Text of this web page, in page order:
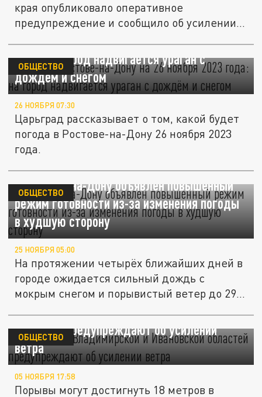
края опубликовало оперативное
предупреждение и сообщило об усилении...
Погода в Ростове-на-Дону на 26 ноября 2023
года: на город надвигается ураган с
дождём и снегом
ОБЩЕСТВО
26 НОЯБРЯ 07:30
Царьград рассказывает о том, какой будет
погода в Ростове-на-Дону 26 ноября 2023
года.
В Ростове-на-Дону объявлен повышенный
режим готовности из-за изменения погоды
в худшую сторону
ОБЩЕСТВО
25 НОЯБРЯ 05:00
На протяжении четырёх ближайших дней в
городе ожидается сильный дождь с
мокрым снегом и порывистый ветер до 29...
Энергетики Владимирской и Ивановской
областей предупреждают об усилении
ветра
ОБЩЕСТВО
05 НОЯБРЯ 17:58
Порывы могут достигнуть 18 метров в